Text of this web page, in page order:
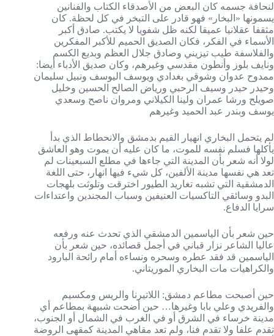
لنحافة جسمه كان البعض من الأصدقاء الكتاب والفنانين
يسمونها «البخار» فهو قادر على التبخر في كل لحظة. كان
مثقفا عقلانيا عميقا لكنه ظل شفويا لا يكتب. صادق أكبر
الأسماء في الفكر، فكان الصديق الحميم للأكبر المفكرين
والفلاسفة طيب تيزيني وصادق جلال العظم وبديع الكسم
ونايف بلوز وأنطون مقدسي وغيرهم، وكان صديق الأدباء أيضا:
ممدوح عدوان وشوقي بغدادي ويوسف اليوسف ونبيل سليمان
وحيدر حيدر وسيف الرحبي ورياض الصالح الحسين وخليل
صويلح ورشا عمران ولينا الكيلاني ومروان ناصح وسعدي
يوسف وبندر عبد الحميد وغيرهم
لم يتحمل البخاري انهيار القيم بدمشق والانحطاط الذي بدأ
يأكلها فسلم نفسه للموت، ما كان عليه أن يموت وهو العاشق
لولا أنه شعر بأن المدينة التي جاءها في مطلع السبعينات لم
تعد هي نفسها مدينة الألفين، كل شيء فيها انهار، حتى اللغة
الدمشقية التي تشبه تغاريد الطيور اخترقت وتلوثت بلهجات
البدو وسائقي التاكسيات العنيفين وسباب المجندين واعتداءات
سرايا الدفاع.
حين شعر بأن الياسمين الدمشقي الذي تحدث عنه ورفعه
عاليا الشاعر نزار قباني في أجمل قصائده، حين شعر بأن
الياسمين قد فقد عطره وسحره ونساءه أمام رائحة البارود
والكراهيات مات البخاري الموريتاني.
حين أصبحت مطاعم دمشق: اللاتيرنا والريس ومكسيم
والفريدي وعلي بابا وغيرها… حين أضحت شبيهة بمطاعم أي
مدينة خرساء في الشرق أو في الغرب في الشمال أو الجنوب،
تقدم علفا ولا تقدم فنا، ولم تعد مقاهي المدينة كمقهى الروضة